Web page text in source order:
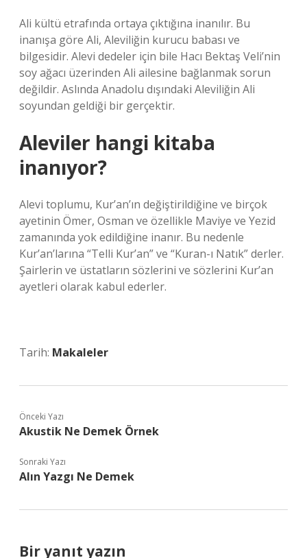
Ali kültü etrafında ortaya çıktığına inanılır. Bu
inanışa göre Ali, Aleviliğin kurucu babası ve
bilgesidir. Alevi dedeler için bile Hacı Bektaş Veli’nin
soy ağacı üzerinden Ali ailesine bağlanmak sorun
değildir. Aslında Anadolu dışındaki Aleviliğin Ali
soyundan geldiği bir gerçektir.
Aleviler hangi kitaba
inanıyor?
Alevi toplumu, Kur’an’ın değiştirildiğine ve birçok
ayetinin Ömer, Osman ve özellikle Maviye ve Yezid
zamanında yok edildiğine inanır. Bu nedenle
Kur’an’larına “Telli Kur’an” ve “Kuran-ı Natık” derler.
Şairlerin ve üstatların sözlerini ve sözlerini Kur’an
ayetleri olarak kabul ederler.
Tarih: Makaleler
Önceki Yazı
Akustik Ne Demek Örnek
Sonraki Yazı
Alın Yazgı Ne Demek
Bir yanıt yazın